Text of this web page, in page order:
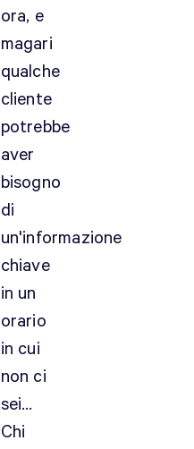
ora, e
magari
qualche
cliente
potrebbe
aver
bisogno
di
un'informazione
chiave
in un
orario
in cui
non ci
sei…
Chi